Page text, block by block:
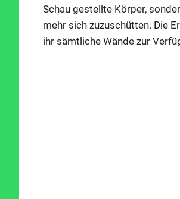
Schau gestellte Körper,
mehr sich zuzuschütten. Die
ihr sämtliche Wände zur